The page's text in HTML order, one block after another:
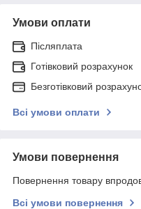
Умови оплати
Післяплата
Готівковий розрахунок
Безготівковий
Всі умови оплати
Умови повернення
Повернення товару
Всі умови повернення